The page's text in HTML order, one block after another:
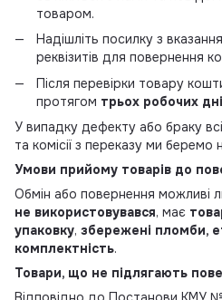
товаром.
Надішліть посилку з
реквізитів для повернення
Після перевірки товару
протягом трьох робочих
У випадку дефекту або браку
та комісії з переказу ми беремо
Умови прийому товарів до
Обмін або повернення можливі
не використовувався, має
упаковку, збережені пломби,
комплектність.
Товари, що не підлягають